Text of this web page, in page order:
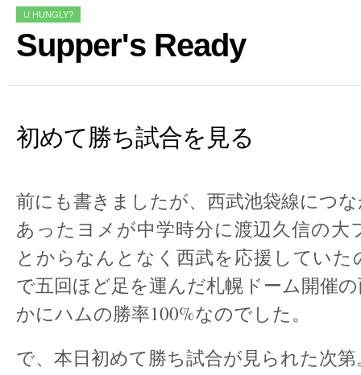
U HUNGLY?
Supper's Ready
初めて勝ち試合を見る
前にも書きましたが、西武池袋線につ
あったヨメが中学時分に渡辺久信の大
とからなんとなく西武を応援してい
で五回ほど足を運んだ札幌ドーム開催
かにハムの勝率100%なのでした。
で、本日初めて勝ち試合が見られた次第